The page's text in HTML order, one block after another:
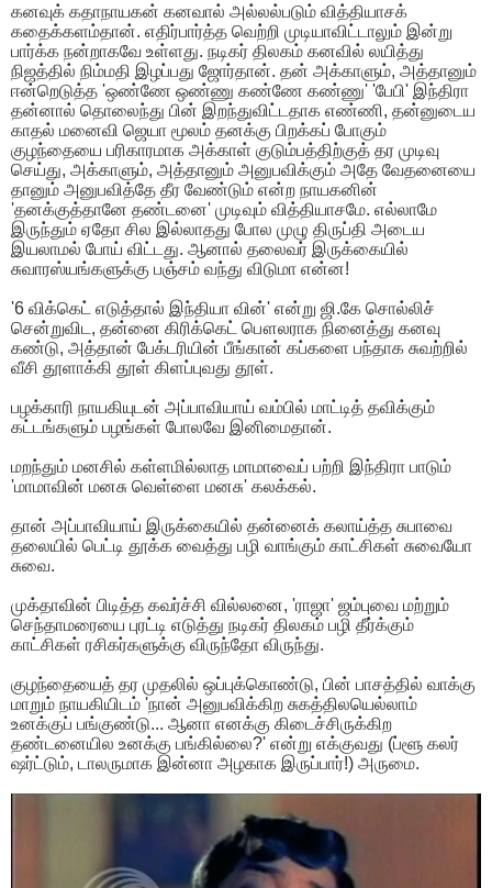
கனவுக் கதாநாயகன் கனவால் அல்லல்படும் வித்தியாசக்
கதைக்களம்தான். எதிர்பார்த்த வெற்றி முடியாவிட்டாலும் இன்று
பார்க்க நன்றாகவே உள்ளது. நடிகர் திலகம் கனவில் லயித்து
நிஜத்தில் நிம்மதி இழப்பது ஜோர்தான். தன் அக்காளும், அத்தானும்
ஈன்றெடுத்த 'ஒண்ணே ஒண்ணு கண்ணே கண்ணு' 'பேபி' இந்திரா
தன்னால் தொலைந்து பின் இறந்துவிட்டதாக எண்ணி, தன்னுடைய
காதல் மனைவி ஜெயா மூலம் தனக்கு பிறக்கப் போகும்
குழந்தையை பரிகாரமாக அக்காள் குடும்பத்திற்குத் தர முடிவு
செய்து, அக்காளும், அத்தானும் அனுபவிக்கும் அதே வேதனையை
தானும் அனுபவித்தே தீர வேண்டும் என்ற நாயகனின்
'தனக்குத்தானே தண்டனை' முடிவும் வித்தியாசமே. எல்லாமே
இருந்தும் ஏதோ சில இல்லாதது போல முழு திருப்தி அடைய
இயலாமல் போய் விட்டது. ஆனால் தலைவர் இருக்கையில்
சுவாரஸ்யங்களுக்கு பஞ்சம் வந்து விடுமா என்ன!
'6 விக்கெட் எடுத்தால் இந்தியா வின்' என்று ஜி.கே சொல்லிச்
சென்றுவிட, தன்னை கிரிக்கெட் பௌலராக நினைத்து கனவு
கண்டு, அத்தான் பேக்டரியின் பீங்கான் கப்களை பந்தாக சுவற்றில்
வீசி தூளாக்கி தூள் கிளப்புவது தூள்.
பழக்காரி நாயகியுடன் அப்பாவியாய் வம்பில் மாட்டித் தவிக்கும்
கட்டங்களும் பழங்கள் போலவே இனிமைதான்.
மறந்தும் மனசில் கள்ளமில்லாத மாமாவைப் பற்றி இந்திரா பாடும்
'மாமாவின் மனசு வெள்ளை மனசு' கலக்கல்.
தான் அப்பாவியாய் இருக்கையில் தன்னைக் கலாய்த்த சுபாவை
தலையில் பெட்டி தூக்க வைத்து பழி வாங்கும் காட்சிகள் சுவையோ
சுவை.
முக்தாவின் பிடித்த கவர்ச்சி வில்லனை, 'ராஜா' ஜம்புவை மற்றும்
செந்தாமரையை புரட்டி எடுத்து நடிகர் திலகம் பழி தீர்க்கும்
காட்சிகள் ரசிகர்களுக்கு விருந்தோ விருந்து.
குழந்தையைத் தர முதலில் ஒப்புக்கொண்டு, பின் பாசத்தில் வாக்கு
மாறும் நாயகியிடம் 'நான் அனுபவிக்கிற சுகத்திலயெல்லாம்
உனக்குப் பங்குண்டு... ஆனா எனக்கு கிடைச்சிருக்கிற
தண்டனையில உனக்கு பங்கில்லை?' என்று எக்குவது (ப்ளூ கலர்
ஷர்ட்டும், டாலருமாக இன்னா அழகாக இருப்பார்!) அருமை.